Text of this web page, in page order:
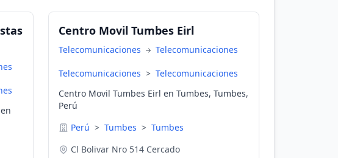
Centro Movil Tumbes Eirl
Telecomunicaciones Telecomunicaciones
Telecomunicaciones > Telecomunicaciones
Centro Movil Tumbes Eirl en Tumbes, Tumbes,
Perú
Perú > Tumbes > Tumbes
Cl Bolivar Nro 514 Cercado